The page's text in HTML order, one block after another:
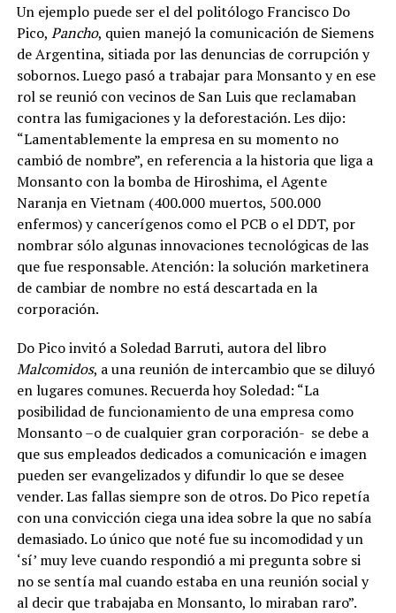
Un ejemplo puede ser el del politólogo Francisco Do
Pico, Pancho, quien manejó la comunicación de Siemens
de Argentina, sitiada por las denuncias de corrupción y
sobornos. Luego pasó a trabajar para Monsanto y en ese
rol se reunió con vecinos de San Luis que reclamaban
contra las fumigaciones y la deforestación. Les dijo:
“Lamentablemente la empresa en su momento no
cambió de nombre”, en referencia a la historia que liga a
Monsanto con la bomba de Hiroshima, el Agente
Naranja en Vietnam (400.000 muertos, 500.000
enfermos) y cancerígenos como el PCB o el DDT, por
nombrar sólo algunas innovaciones tecnológicas de las
que fue responsable. Atención: la solución marketinera
de cambiar de nombre no está descartada en la
corporación.
Do Pico invitó a Soledad Barruti, autora del libro
Malcomidos, a una reunión de intercambio que se diluyó
en lugares comunes. Recuerda hoy Soledad: “La
posibilidad de funcionamiento de una empresa como
Monsanto –o de cualquier gran corporación- se debe a
que sus empleados dedicados a comunicación e imagen
pueden ser evangelizados y difundir lo que se desee
vender. Las fallas siempre son de otros. Do Pico repetía
con una convicción ciega una idea sobre la que no sabía
demasiado. Lo único que noté fue su incomodidad y un
‘sí’ muy leve cuando respondió a mi pregunta sobre si
no se sentía mal cuando estaba en una reunión social y
al decir que trabajaba en Monsanto, lo miraban raro”.